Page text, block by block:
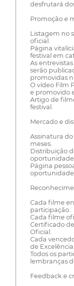
desfrutará
Promoção e
Listagem no
oficial.
Página
festival em
As
serão
promovidas
O vídeo Film
e promovido
Artigo de
festival.
Mercado e
Assinatura
meses.
Distribuição
Página
Cada filme
participação.
Cada filme
Certificado
Oficial.
Cada
de
Todos os
lembranças
Feedback e